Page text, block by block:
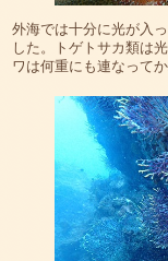
外海では十分に光が入
した。トゲトサカ類は
ワは何重にも連なって